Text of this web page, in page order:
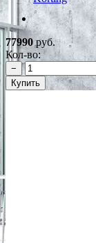
77990руб.
Кол-во:
−
Купить